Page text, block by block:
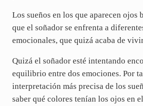
Los sueños en los que aparecen ojos
que el soñador se enfrenta a
emocionales, que quizá acaba de
Quizá el soñador esté intentando
equilibrio entre dos emociones. Por
interpretación más precisa de los
saber qué colores tenían los ojos en